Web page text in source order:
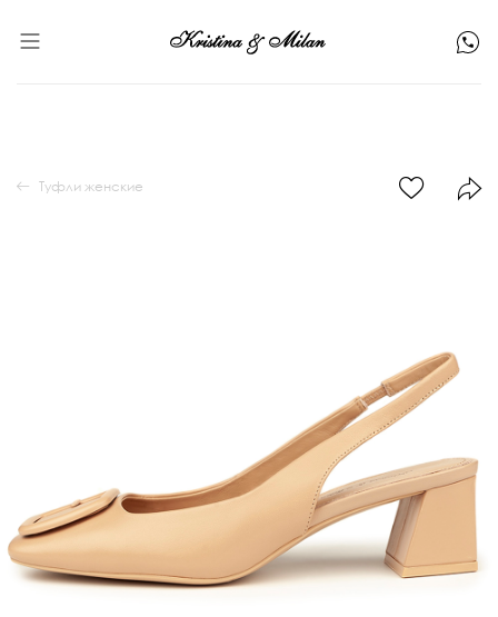
Туфли женские